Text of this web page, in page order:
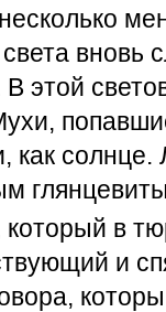
вновь
этой
как солнце.
который в
и